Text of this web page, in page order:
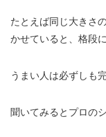
たとえば同じ大きさ
かせていると、格段
うまい人は必ずしも
聞いてみるとプロの